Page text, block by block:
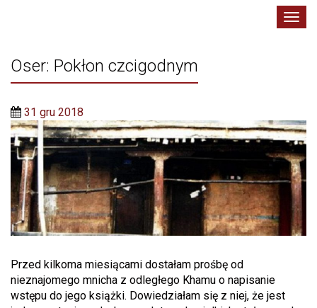
Oser: Pokłon czcigodnym
31 gru 2018
Przed kilkoma miesiącami dostałam prośbę od
nieznajomego mnicha z odległego Khamu o napisanie
wstępu do jego książki. Dowiedziałam się z niej, że jest